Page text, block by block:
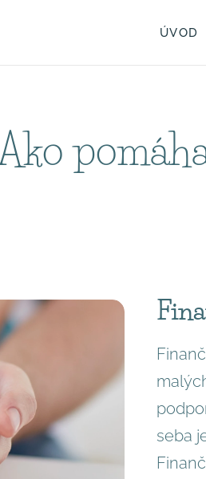
ÚVOD
seba